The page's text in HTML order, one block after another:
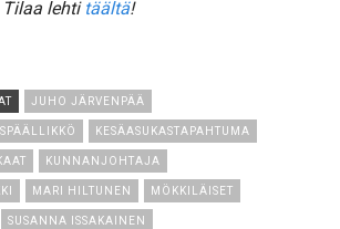
lehti täältä!
JUHO JÄRVENPÄÄ
KESÄASUKASTAPAHTUMA
KUNNANJOHTAJA
MARI HILTUNEN MÖKKILÄISET
SUSANNA ISSAKAINEN